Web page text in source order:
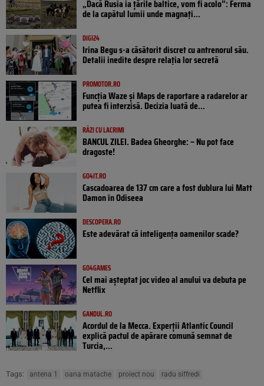
„Dacă Rusia ia țările baltice, vom fi acolo”: Ferma
de la capătul lumii unde magnați...
DIGI24
Irina Begu s-a căsătorit discret cu antrenorul său.
Detalii inedite despre relația lor secretă
PROMOTOR.RO
Funcția Waze și Maps de raportare a radarelor ar
putea fi interzisă. Decizia luată de...
RÂZI CU LACRIMI
BANCUL ZILEI. Badea Gheorghe: – Nu pot face
dragoste!
GO4IT.RO
Cascadoarea de 137 cm care a fost dublura lui Matt
Damon în Odiseea
DESCOPERA.RO
Este adevărat că inteligența oamenilor scade?
GO4GAMES
Cel mai așteptat joc video al anului va debuta pe
Netflix
GANDUL.RO
Acordul de la Mecca. Experții Atlantic Council
explică pactul de apărare comună semnat de
Turcia,...
Tags: antena 1 oana matache proiect nou radu siffredi